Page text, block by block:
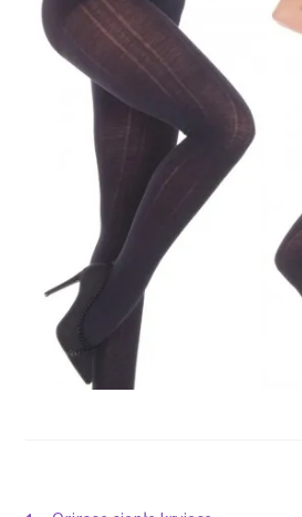
skarpetki
Wszystkie
produkty
Rozwiń
menu
potomne